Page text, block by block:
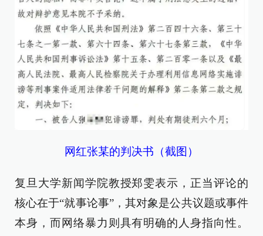
网红张某的判决书（截图）
复旦大学新闻学院教授郑雯表示，正当评论的
核心在于“就事论事”，其对象是公共议题或事件
本身，而网络暴力则具有明确的人身指向性。